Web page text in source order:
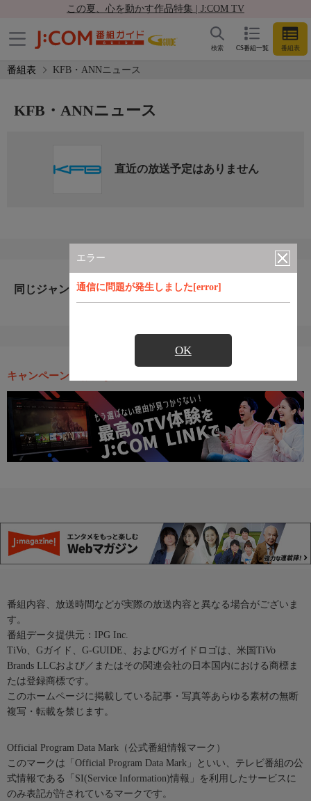
この夏、心を動かす作品特集 | J:COM TV
CS番組一覧 番組表
検索
番組表 KFB・ANNニュース
エラー
通信に問題が発生しました[error]
OK
KFB・ANNニュース
直近の放送予定はありません
同じジャンルのおすすめ番組
キャンペーン・お得な情報
番組内容、放送時間などが実際の放送内容と異なる場合がございま
す。
番組データ提供元：IPG Inc.
TiVo、Gガイド、G-GUIDE、およびGガイドロゴは、米国TiVo
Brands LLCおよび／またはその関連会社の日本国内における商標ま
たは登録商標です。
このホームページに掲載している記事・写真等あらゆる素材の無断
複写・転載を禁じます。
Official Program Data Mark（公式番組情報マーク）
このマークは「Official Program Data Mark」といい、テレビ番組の公
式情報である「SI(Service Information)情報」を利用したサービスに
のみ表記が許されているマークです。